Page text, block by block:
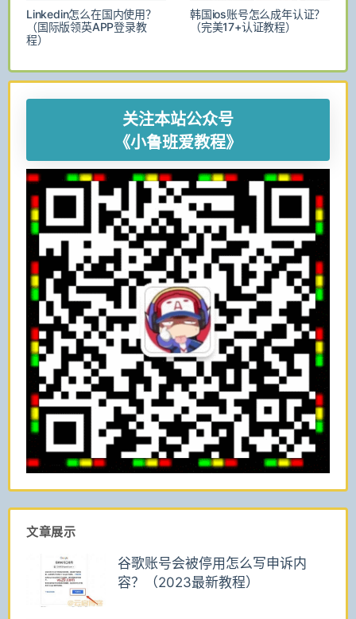
Linkedin怎么在国内使用？
（国际版领英APP登录教
程）
韩国ios账号怎么成年认证？
（完美17+认证教程）
关注本站公众号
《小鲁班爱教程》
文章展示
谷歌账号会被停用怎么写申诉内
容？（2023最新教程）